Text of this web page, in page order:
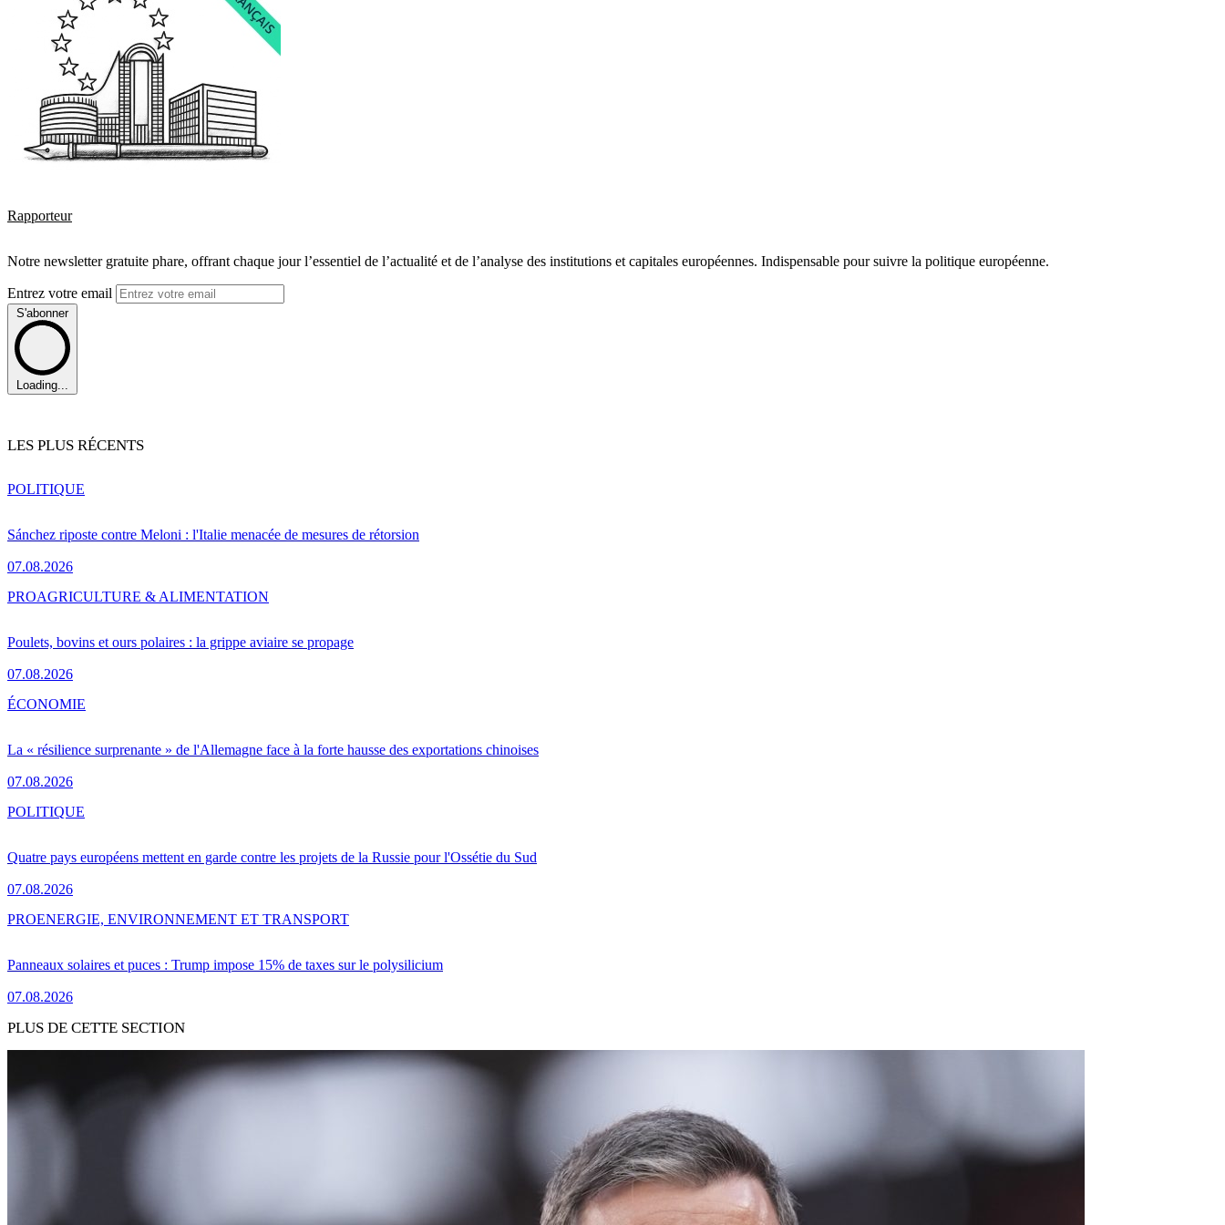
Rapporteur
Notre newsletter gratuite phare, offrant chaque jour l’essentiel de l’actualité et de l’analyse des institutions et capitales européennes. Indispensable pour suivre la politique européenne.
Entrez votre email
S'abonner
Loading...
LES PLUS RÉCENTS
Sánchez riposte contre Meloni : l'Italie menacée de mesures de rétorsion
07.08.2026
POLITIQUE
Poulets, bovins et ours polaires : la grippe aviaire se propage
07.08.2026
PROAGRICULTURE & ALIMENTATION
La « résilience surprenante » de l'Allemagne face à la forte hausse des exportations chinoises
07.08.2026
ÉCONOMIE
Quatre pays européens mettent en garde contre les projets de la Russie pour l'Ossétie du Sud
07.08.2026
POLITIQUE
Panneaux solaires et puces : Trump impose 15% de taxes sur le polysilicium
07.08.2026
PROENERGIE, ENVIRONNEMENT ET TRANSPORT
PLUS DE CETTE SECTION